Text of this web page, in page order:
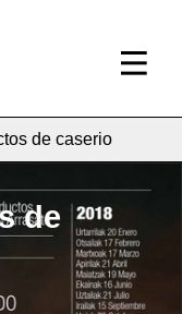
de caserio
de